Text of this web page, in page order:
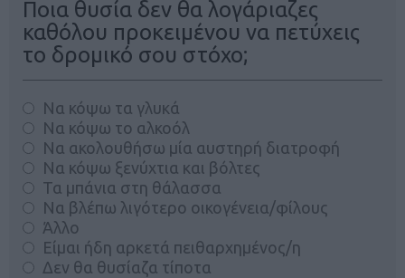
Ποια θυσία δεν θα λογάριαζες
καθόλου προκειμένου να πετύχεις
το δρομικό σου στόχο;
Να κόψω τα γλυκά
Να κόψω το αλκοόλ
Να ακολουθήσω μία αυστηρή διατροφή
Να κόψω ξενύχτια και βόλτες
Τα μπάνια στη θάλασσα
Να βλέπω λιγότερο οικογένεια/φίλους
Άλλο
Είμαι ήδη αρκετά πειθαρχημένος/η
Δεν θα θυσίαζα τίποτα